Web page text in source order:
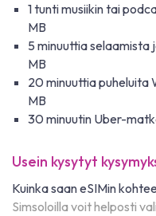
1 tunti musiikin tai
MB
5 minuuttia selaamista
MB
20 minuuttia puheluita
MB
30 minuutin Uber-
Usein kysytyt
Kuinka saan eSIMin
Simsoloilla voit helposti